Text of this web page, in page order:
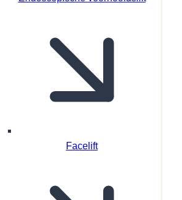
Facelift